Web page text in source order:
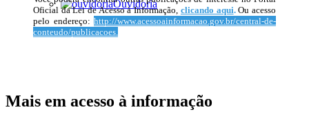
Ouvidoria
Oficial da Lei de Acesso à Informação, clicando aqui.Ou acesso
pelo endereço: http://www.acessoainformacao.gov.br/central-de-
conteudo/publicacoes.
Mais em acesso à informação